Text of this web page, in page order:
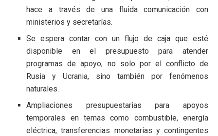
hace a través de una fluida comunicación con
ministerios y secretarías.
Se espera contar con un flujo de caja que esté
disponible en el presupuesto para atender
programas de apoyo, no solo por el conflicto de
Rusia y Ucrania, sino también por fenómenos
naturales.
Ampliaciones presupuestarias para apoyos
temporales en temas como combustible, energía
eléctrica, transferencias monetarias y contingentes